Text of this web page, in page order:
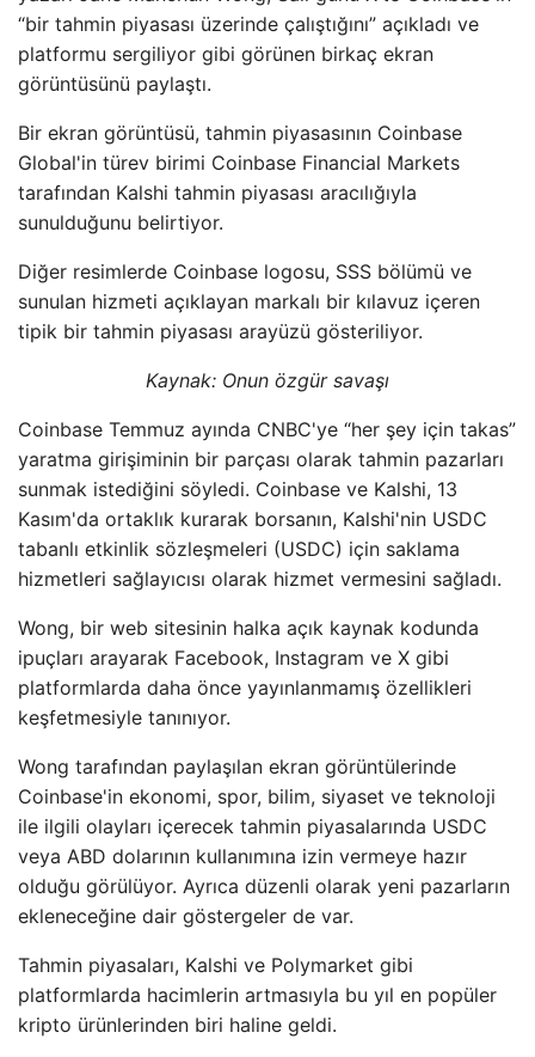
“bir tahmin piyasası üzerinde çalıştığını” açıkladı ve
platformu sergiliyor gibi görünen birkaç ekran
görüntüsünü paylaştı.
Bir ekran görüntüsü, tahmin piyasasının Coinbase
Global'in türev birimi Coinbase Financial Markets
tarafından Kalshi tahmin piyasası aracılığıyla
sunulduğunu belirtiyor.
Diğer resimlerde Coinbase logosu, SSS bölümü ve
sunulan hizmeti açıklayan markalı bir kılavuz içeren
tipik bir tahmin piyasası arayüzü gösteriliyor.
Kaynak: Onun özgür savaşı
Coinbase Temmuz ayında CNBC'ye “her şey için takas”
yaratma girişiminin bir parçası olarak tahmin pazarları
sunmak istediğini söyledi. Coinbase ve Kalshi, 13
Kasım'da ortaklık kurarak borsanın, Kalshi'nin USDC
tabanlı etkinlik sözleşmeleri (USDC) için saklama
hizmetleri sağlayıcısı olarak hizmet vermesini sağladı.
Wong, bir web sitesinin halka açık kaynak kodunda
ipuçları arayarak Facebook, Instagram ve X gibi
platformlarda daha önce yayınlanmamış özellikleri
keşfetmesiyle tanınıyor.
Wong tarafından paylaşılan ekran görüntülerinde
Coinbase'in ekonomi, spor, bilim, siyaset ve teknoloji
ile ilgili olayları içerecek tahmin piyasalarında USDC
veya ABD dolarının kullanımına izin vermeye hazır
olduğu görülüyor. Ayrıca düzenli olarak yeni pazarların
ekleneceğine dair göstergeler de var.
Tahmin piyasaları, Kalshi ve Polymarket gibi
platformlarda hacimlerin artmasıyla bu yıl en popüler
kripto ürünlerinden biri haline geldi.